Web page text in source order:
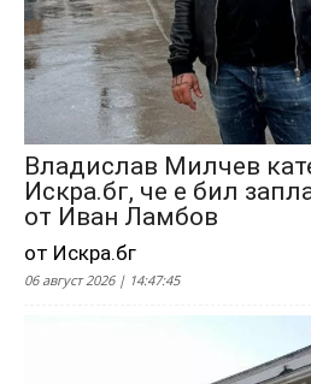
Владислав Милчев
Искра.бг, че е бил
от Иван Ламбов
от Искра.бг
06 август 2026 | 14:47:45